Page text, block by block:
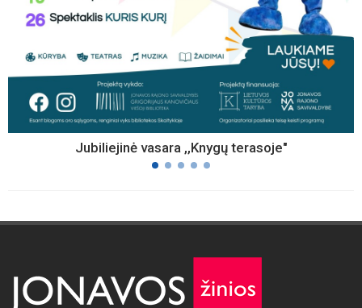
Jubiliejinė vasara ,,Knygų terasoje"